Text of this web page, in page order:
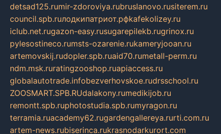
detsad125.rumir-zdoroviya.rubruslanovo.rusiterem.ru
council.spb.ruлодкипатриот.рфkafekolizey.ru
iclub.net.rugazon-easy.rusugarepilekb.rugrinox.ru
pylesostineco.rumsts-ozarenie.rukameryjooan.ru
artemovskij.rudopler.spb.ruaid70.rumetall-perm.ru
ndm.msk.ruratingzooshop.ruapiaccess.ru
globalautotrade.infobezverhovskoe.rudrsschool.ru
ZOOSMART.SPB.RUdalakony.rumedikijob.ru
remontt.spb.ruphotostudia.spb.rumyragon.ru
terramia.ruacademy62.rugardengallereya.rurti.com.ru
artem-news.rubiserinca.rukrasnodarkurort.com